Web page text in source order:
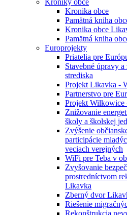
Kroniky obce
Kronika obce
Pamätná kniha
Kronika obce
Pamätná kniha
Europrojekty
Priatelia pre
Stavebné úpravy
strediska
Projekt Likavka -
Partnerstvo pre
Projekt Wilkowice
Znižovanie
školy a školskej
Zvýšenie
participácie
veciach verejných
WiFi pre Teba v
Zvyšovanie
prostredníctvom
Likavka
Zberný dvor
Riešenie
Rekonštrukcia